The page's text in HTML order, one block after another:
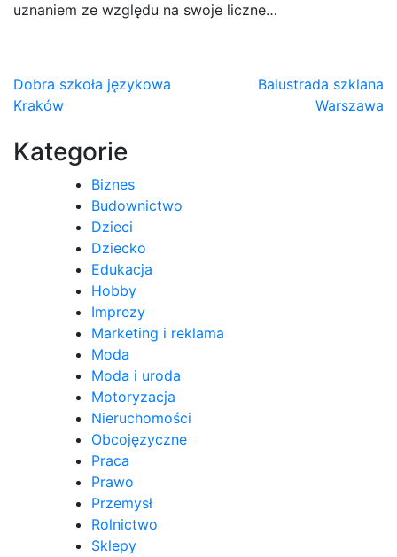
uznaniem ze względu na swoje liczne…
Nawigacja
wpisu
Dobra szkoła językowa
Kraków
Balustrada szklana
Warszawa
Kategorie
Biznes
Budownictwo
Dzieci
Dziecko
Edukacja
Hobby
Imprezy
Marketing i reklama
Moda
Moda i uroda
Motoryzacja
Nieruchomości
Obcojęzyczne
Praca
Prawo
Przemysł
Rolnictwo
Sklepy